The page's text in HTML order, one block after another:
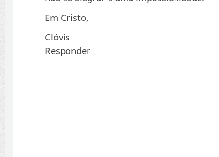
Em Cristo,
Clóvis
Responder